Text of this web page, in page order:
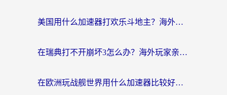
美国用什么加速器打欢乐斗地主？海外党亲测有效的国服游戏加速指南
在瑞典打不开崩坏3怎么办？海外玩家亲测有效的国服游戏加速指南
在欧洲玩战舰世界用什么加速器比较好用？老玩家亲测有效的低延迟方案